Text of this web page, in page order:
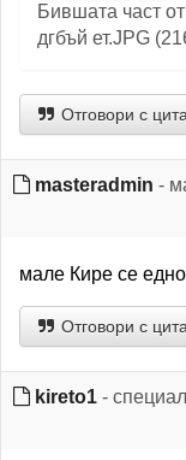
Бившата част
дгбъй ет.JPG
Отговори с
masteradmin -
мале Кире се
Отговори с
kireto1 -